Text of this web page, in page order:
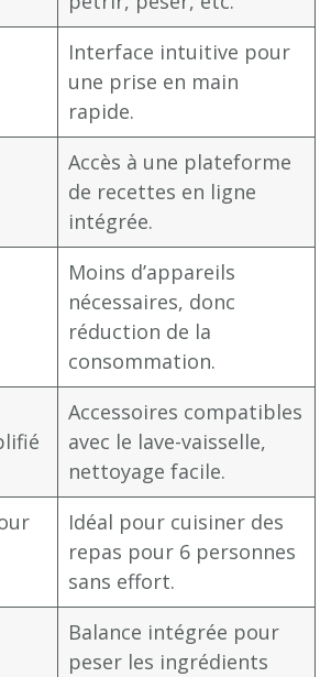
Interface intuitive pour
une prise en main
rapide.
Accès à une plateforme
de recettes en ligne
intégrée.
Moins d’appareils
nécessaires, donc
réduction de la
consommation.
Accessoires compatibles
avec le lave-vaisselle,
nettoyage facile.
Idéal pour cuisiner des
repas pour 6 personnes
sans effort.
Balance intégrée pour
peser les ingrédients